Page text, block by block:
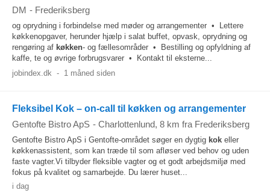
DM - Frederiksberg
og oprydning i forbindelse med møder og arrangementer • Lettere
køkkenopgaver, herunder hjælp i salat buffet, opvask, oprydning og
rengøring af køkken- og fællesområder • Bestilling og opfyldning af
kaffe, te og øvrige forbrugsvarer • Kontakt til eksterne...
jobindex.dk - 1 måned siden
Fleksibel Kok – on-call til køkken og arrangementer
Gentofte Bistro ApS - Charlottenlund, 8 km fra Frederiksberg
Gentofte Bistro ApS i Gentofte-området søger en dygtig kok eller
køkkenassistent, som kan træde til som afløser ved behov og uden
faste vagter.Vi tilbyder fleksible vagter og et godt arbejdsmiljø med
fokus på kvalitet og samarbejde. Du lærer huset...
i dag